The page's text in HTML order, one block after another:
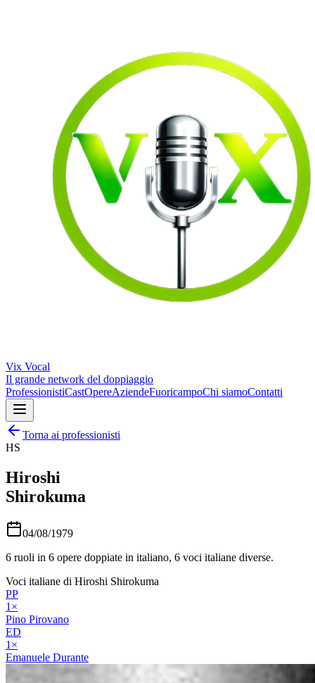
Vix Vocal
Il grande network del doppiaggio
ProfessionistiCastOpereAziendeFuoricampoChi siamoContatti
Torna ai professionisti
HS
Hiroshi
Shirokuma
04/08/1979
6 ruoli in 6 opere doppiate in italiano, 6 voci italiane diverse.
Voci italiane di Hiroshi Shirokuma
PP
1 ×
Pino Pirovano
ED
1 ×
Emanuele Durante